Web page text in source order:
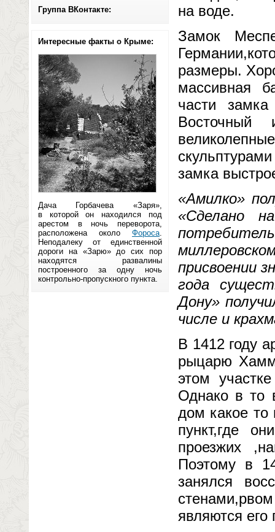
Группа ВКонтакте:
Интересные факты о Крыме:
Дача Горбачева «Заря»,
в которой он находился под
арестом в ночь переворота,
расположена около Фороса.
Неподалеку от единственной
дороги на «Зарю» до сих пор
находятся развалины
построенного за одну ночь
контрольно-пропускного пункта.
на воде.
Замок
размеры.
массивная
части
Восточный
замка
«Амилко»
«Сделано
присвоении
года
Дону»
числе и
В 1412 году
рыцарю
этом
Однако в то
дом какое то
пункт,где
проезжих
Поэтому в
занялся
являются его